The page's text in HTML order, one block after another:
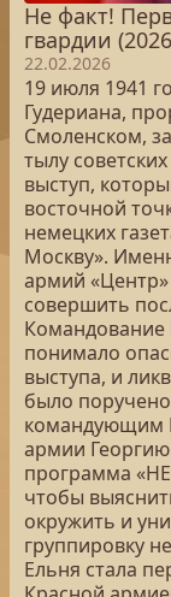
Не факт!
гвардии
22.02.2026
19 июля 1941
Гудериана,
Смоленском,
тылу
выступ,
восточной
немецких
Москву».
армий
совершить
Командование
понимало
выступа, и
было
командующим
армии
программа
чтобы
окружить и
группировку
Ельня стала